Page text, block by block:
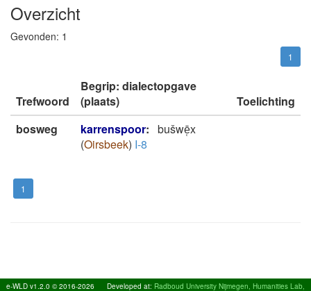
Overzicht
Gevonden: 1
1
Trefwoord
Begrip: dialectopgave
(plaats)
Toelichting
bosweg
karrenspoor: bušwē̜x
(Oirsbeek) I-8
1
e-WLD v1.2.0 © 2016-2026 Developed at: Radboud University Nijmegen, Humanities Lab,